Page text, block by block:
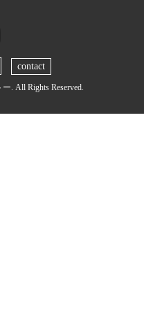
contact
. All Rights Reserved.